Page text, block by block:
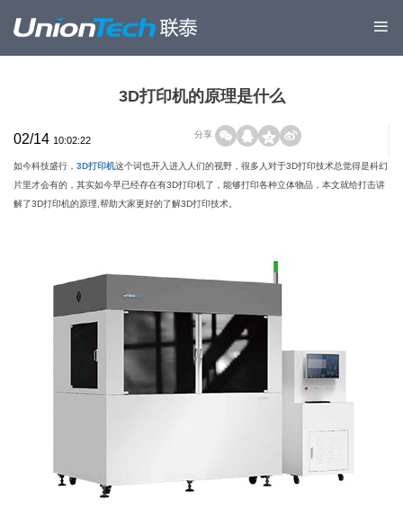
3D打印机的原理是什么
02/14 10:02:22
分享
如今科技盛行， 3D打印机这个词也开入进入人们的视野，很多人对于3D打印技术总觉得是科幻
片里才会有的，其实如今早已经存在有3D打印机了，能够打印各种立体物品，本文就给打击讲
解了3D打印机的原理,帮助大家更好的了解3D打印技术。